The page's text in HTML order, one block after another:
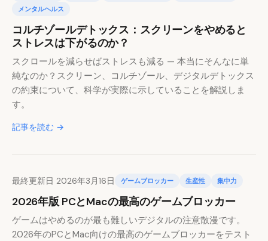
メンタルヘルス
コルチゾールデトックス：スクリーンをやめると
ストレスは下がるのか？
スクロールを減らせばストレスも減る — 本当にそんなに単
純なのか？スクリーン、コルチゾール、デジタルデトックス
の約束について、科学が実際に示していることを解説しま
す。
記事を読む →
最終更新日 2026年3月16日 ゲームブロッカー 生産性 集中力
2026年版 PCとMacの最高のゲームブロッカー
ゲームはやめるのが最も難しいデジタルの注意散漫です。
2026年のPCとMac向けの最高のゲームブロッカーをテスト